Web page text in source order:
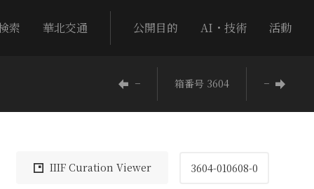
索 華北交通 公開目的 AI・技術 活動
− 箱番号 3604 −
IIIF Curation Viewer 3604-010608-0